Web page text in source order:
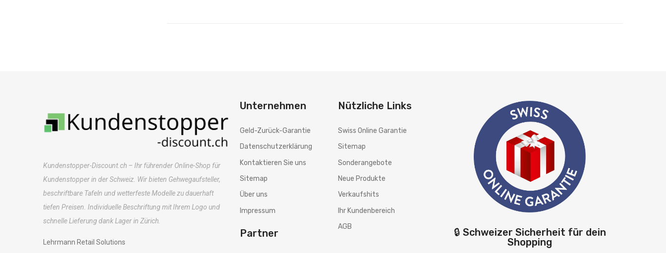
Kundenstopper-Discount.ch – Ihr führender Online-Shop für
Kundenstopper in der Schweiz. Wir bieten Gehwegaufsteller,
beschriftbare Tafeln und wetterfeste Modelle zu dauerhaft
tiefen Preisen. Individuelle Beschriftung mit Ihrem Logo und
schnelle Lieferung dank Lager in Zürich.
Lehrmann Retail Solutions
Unternehmen
Geld-Zurück-Garantie
Datenschutzerklärung
Kontaktieren Sie uns
Sitemap
Über uns
Impressum
Partner
Nützliche Links
Swiss Online Garantie
Sitemap
Sonderangebote
Neue Produkte
Verkaufshits
Ihr Kundenbereich
AGB
🔒 Schweizer Sicherheit für dein
Shopping